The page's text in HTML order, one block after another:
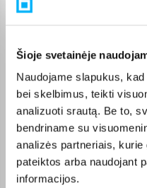
Šioje svetainėje
Naudojame slapukus,
bei skelbimus, teikti
analizuoti srautą. Be to,
bendriname su
analizės partneriais,
pateiktos arba naudojant
informacijos.
Prekių sąraše lengva
prekės puslapyje
sąlygas. Taip galite ramiai
BIGBOX.LT suteikia
nemokamu 24 mėnesių
patogiai planuojant
Lietuvoje: pristatymas į
perkant nuo 499 € į
Kurjerio pristatymo kaina
sandėlyje, ją įprastai